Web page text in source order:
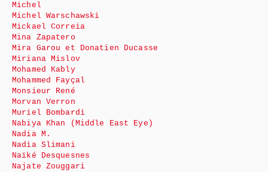
Michel
Michel Warschawski
Mickael Correia
Mina Zapatero
Mira Garou et Donatien Ducasse
Miriana Mislov
Mohamed Kably
Mohammed Fayçal
Monsieur René
Morvan Verron
Muriel Bombardi
Nabiya Khan (Middle East Eye)
Nadia M.
Nadia Slimani
Naïké Desquesnes
Najate Zouggari